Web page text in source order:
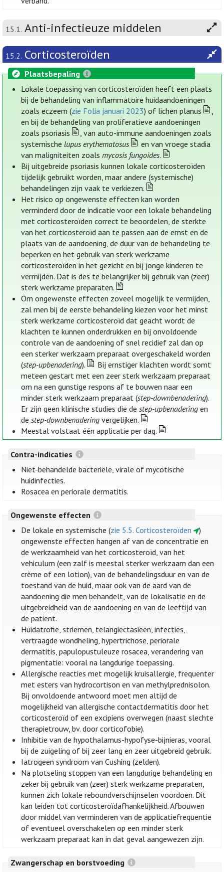
15.1. Anti-infectieuze middelen
15.2. Corticosteroïden
Plaatsbepaling
Lokale toepassing van corticosteroïden heeft een plaats
bij de behandeling van inflammatoire huidaandoeningen
zoals eczeem (zie Folia januari 2023) of lichen planus
,
en bij de behandeling van proliferatieve aandoeningen
zoals psoriasis
, van auto-immune aandoeningen zoals
systemischelupus erythematosus
en van vroege stadia
van maligniteiten zoalsmycosis fungoides.
Bij uitgebreide psoriasis kunnen lokale corticosteroïden
tijdelijk gebruikt worden, maar andere (systemische)
behandelingen zijn vaak te verkiezen.
Het risico op ongewenste effecten kan worden
verminderd door de indicatie voor een lokale behandeling
met corticosteroïden correct te beoordelen, de sterkte
van het corticosteroïd aan te passen aan de ernst en de
plaats van de aandoening, de duur van de behandeling te
beperken en het gebruik van sterk werkzame
corticosteroïden in het gezicht en bij jonge kinderen te
vermijden. Dat is des te belangrijker bij gebruik van (zeer)
sterk werkzame preparaten.
Om ongewenste effecten zoveel mogelijk te vermijden,
zal men bij de eerste behandeling kiezen voor het minst
sterk werkzame corticosteroïd dat geacht wordt de
klachten te kunnen onderdrukken en bij onvoldoende
controle van de aandoening of snel recidief zal dan op
een sterker werkzaam preparaat overgeschakeld worden
(step-upbenadering).
Bij ernstiger klachten wordt somt
meteen gestart met een zeer sterk werkzaam preparaat
om na een gunstige respons af te bouwen naar een
minder sterk werkzaam preparaat (step-downbenadering).
Er zijn geen klinische studies die destep-upbenadering en
destep-downbenadering vergelijken.
Meestal volstaat één applicatie per dag.
Contra-indicaties
Niet-behandelde bacteriële, virale of mycotische
huidinfecties.
Rosacea en periorale dermatitis.
Ongewenste effecten
De lokale en systemische (zie 5.5. Corticosteroïden
)
ongewenste effecten hangen af van de concentratie en
de werkzaamheid van het corticosteroïd, van het
vehiculum (een zalf is meestal sterker werkzaam dan een
crème of een lotion), van de behandelingsduur en van de
toestand van de huid, maar ook van de aard van de
aandoening die men behandelt, van de lokalisatie en de
uitgebreidheid van de aandoening en van de leeftijd van
de patiënt.
Huidatrofie, striemen, telangiëctasieën, infecties,
vertraagde wondheling, hypertrichose, periorale
dermatitis, papulopustuleuze rosacea, verandering van
pigmentatie: vooral na langdurige toepassing.
Allergische reacties met mogelijk kruisallergie, frequenter
met esters van hydrocortison en van methylprednisolon.
Bij onvoldoende antwoord moet men altijd de
mogelijkheid van allergische contactdermatitis door het
corticosteroïd of een excipiens overwegen (naast slechte
therapietrouw, bv. door corticofobie).
Inhibitie van de hypothalamus-hypofyse-bijnieras, vooral
bij de zuigeling of bij zeer lang en zeer uitgebreid gebruik.
Iatrogeen syndroom van Cushing (zelden).
Na plotseling stoppen van een langdurige behandeling en
zeker bij gebruik van (zeer) sterk werkzame preparaten,
kunnen zich lokale reboundverschijnselen voordoen. Dit
kan leiden tot corticosteroïdafhankelijkheid. Afbouwen
door middel van verminderen van de applicatiefrequentie
of eventueel overschakelen op een minder sterk
werkzaam preparaat kan in dat geval aangewezen zijn.
Zwangerschap en borstvoeding